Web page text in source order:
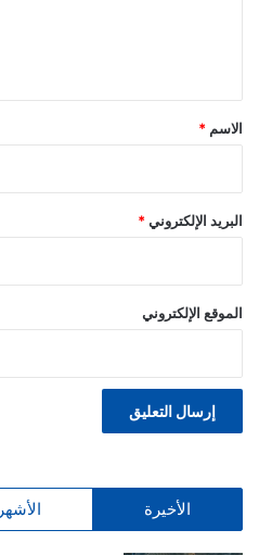
*
الاسم *
البريد الإلكتروني *
الموقع الإلكتروني
الأخيرة الأشهر